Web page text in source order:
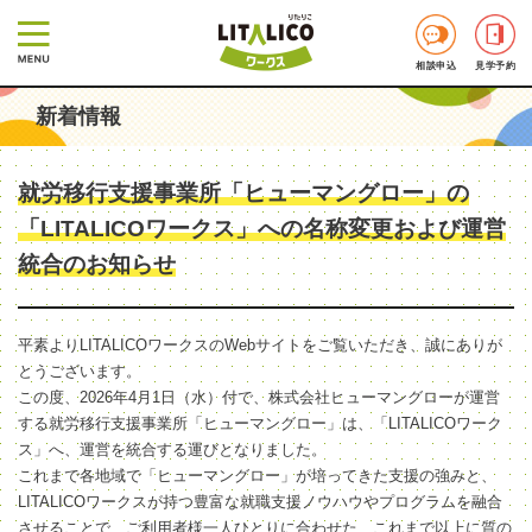
相談申込 見学予約
新着情報
就労移行支援事業所「ヒューマングロー」の
「LITALICOワークス」への名称変更および運営
統合のお知らせ
平素よりLITALICOワークスのWebサイトをご覧いただき、誠にありが
とうございます。
この度、2026年4月1日（水）付で、株式会社ヒューマングローが運営
する就労移行支援事業所「ヒューマングロー」は、「LITALICOワーク
ス」へ、運営を統合する運びとなりました。
これまで各地域で「ヒューマングロー」が培ってきた支援の強みと、
LITALICOワークスが持つ豊富な就職支援ノウハウやプログラムを融合
させることで、ご利用者様一人ひとりに合わせた、これまで以上に質の